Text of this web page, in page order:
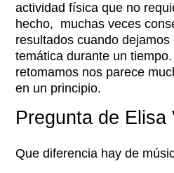
actividad física que no
hecho, muchas veces
resultados cuando
temática durante un
retomamos nos parece
en un principio.
Pregunta de Elisa
Que diferencia hay de